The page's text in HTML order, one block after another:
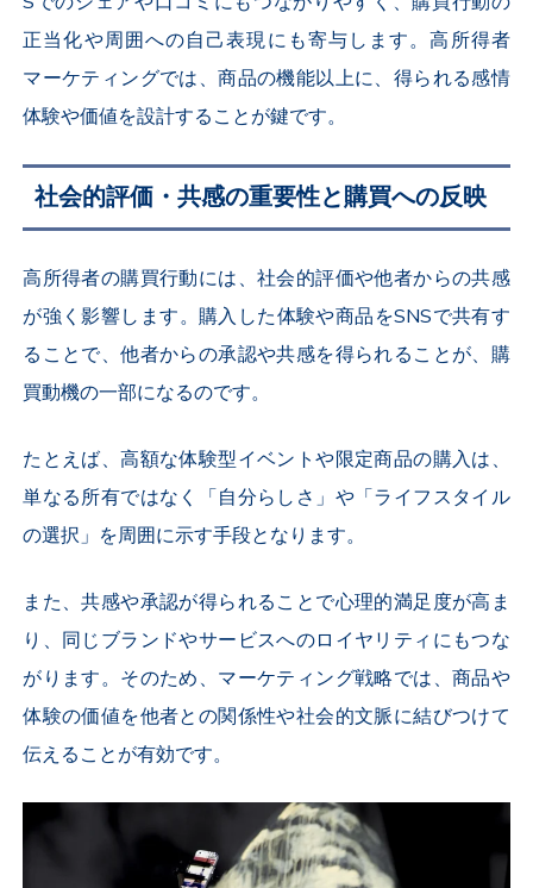
正当化や周囲への自己表現にも寄与します。高所得者
マーケティングでは、商品の機能以上に、得られる感情
体験や価値を設計することが鍵です。
社会的評価・共感の重要性と購買への反映
高所得者の購買行動には、社会的評価や他者からの共感
が強く影響します。購入した体験や商品をSNSで共有す
ることで、他者からの承認や共感を得られることが、購
買動機の一部になるのです。
たとえば、高額な体験型イベントや限定商品の購入は、
単なる所有ではなく「自分らしさ」や「ライフスタイル
の選択」を周囲に示す手段となります。
また、共感や承認が得られることで心理的満足度が高ま
り、同じブランドやサービスへのロイヤリティにもつな
がります。そのため、マーケティング戦略では、商品や
体験の価値を他者との関係性や社会的文脈に結びつけて
伝えることが有効です。